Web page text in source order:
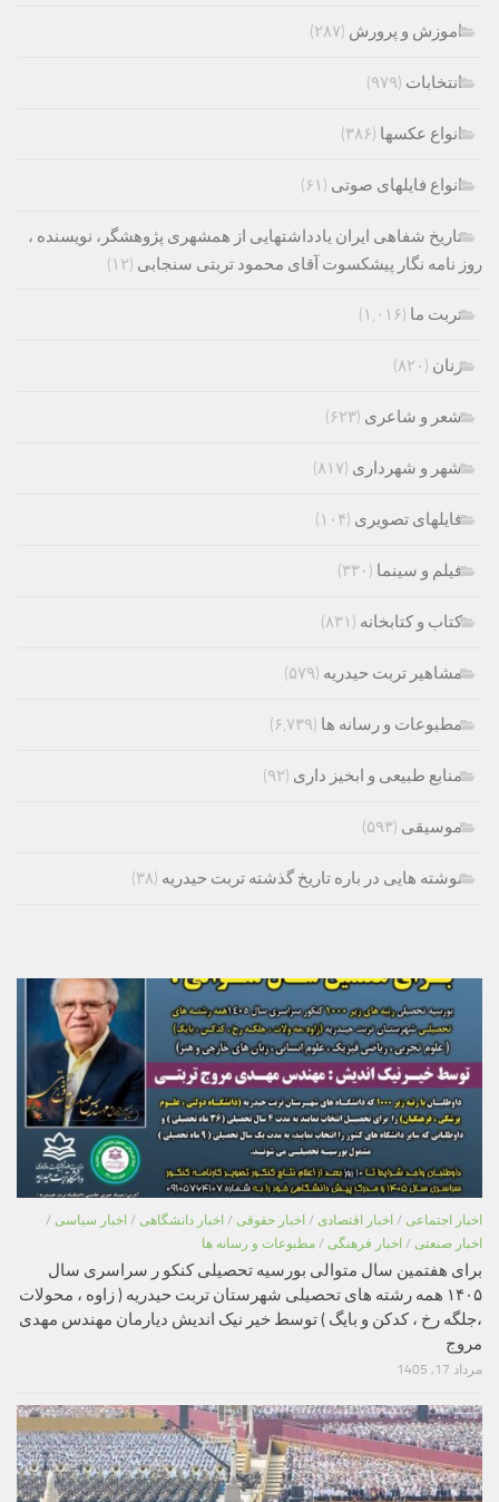
اموزش و پرورش (۲۸۷)
انتخابات (۹۷۹)
انواع عکسها (۳۸۶)
انواع فایلهای صوتی (۶۱)
تاریخ شفاهی ایران یادداشتهایی از همشهری پژوهشگر، نویسنده ،
روز نامه نگار پیشکسوت آقای محمود تربتی سنجابی (۱۲)
تربت ما (۱,۰۱۶)
زنان (۸۲۰)
شعر و شاعری (۶۲۳)
شهر و شهرداری (۸۱۷)
فایلهای تصویری (۱۰۴)
فیلم و سینما (۳۳۰)
کتاب و کتابخانه (۸۳۱)
مشاهیر تربت حیدریه (۵۷۹)
مطبوعات و رسانه ها (۶,۷۳۹)
منابع طبیعی و ابخیز داری (۹۲)
موسیقی (۵۹۳)
نوشته هایی در باره تاریخ گذشته تربت حیدریه (۳۸)
اخبار اجتماعی / اخبار اقتصادی / اخبار حقوقی / اخبار دانشگاهی / اخبار سیاسی /
اخبار صنعتی / اخبار فرهنگی / مطبوعات و رسانه ها
برای هفتمین سال متوالی بورسیه تحصیلی کنکو ر سراسری سال
۱۴۰۵ همه رشته های تحصیلی شهرستان تربت حیدریه ( زاوه ، محولات
،جلگه رخ ، کدکن و بایگ ) توسط خیر نیک اندیش دیارمان مهندس مهدی
مروج
مرداد 17, 1405